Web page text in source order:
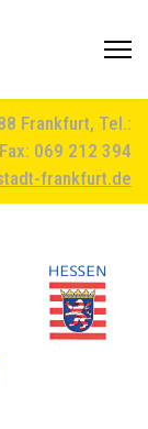
Frankfurt, Tel.:
069 212 394
frankfurt.de